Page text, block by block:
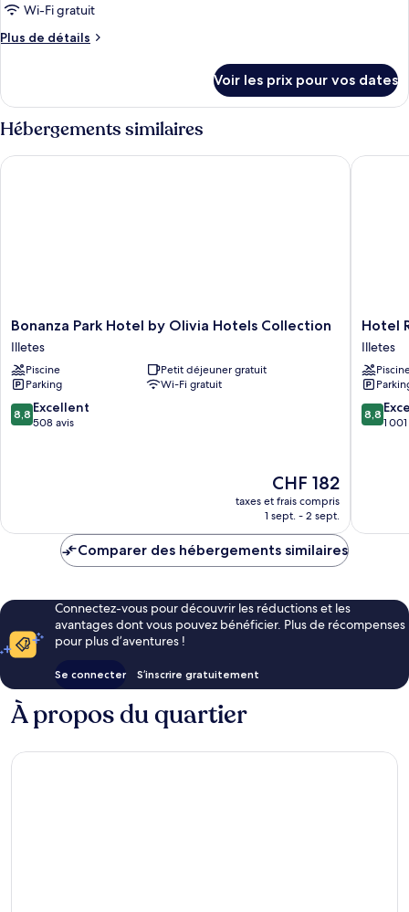
Wi-Fi gratuit
Plus de détails
Plus
le
type
de
Chambre
Voir les prix pour vos dates
Hébergements similaires
Bonanza
Park
Hotel
by
Olivia
Hotels
Collection
Bonanza Park Hotel by Olivia Hotels Collection
Illetes
Piscine
Petit déjeuner gratuit
Parking
Wi-Fi gratuit
8.8
sur
8,8 Excellent
508 avis
Le
nouveau
prix
de
CHF 182
taxes et frais compris
1 sept. - 2 sept.
Bonanza Park Hotel by Olivia Hotels Collection
Hotel
ROC
Illetas
&
SPA
Illetes
Hotel
Illetes
8.8
sur
8,8
1
Hotel
Comparer des hébergements similaires
Connectez-vous pour découvrir les réductions et les
avantages dont vous pouvez bénéficier. Plus de récompenses
pour plus d’aventures !
Se connecter S’inscrire gratuitement
À propos du quartier